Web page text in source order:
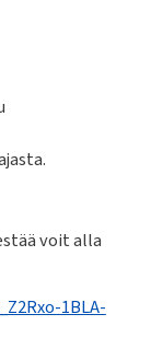
voit alla
1BLA-